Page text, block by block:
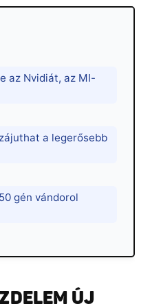
az Nvidiát, az MI-
a legerősebb
gén vándorol
ÚJ